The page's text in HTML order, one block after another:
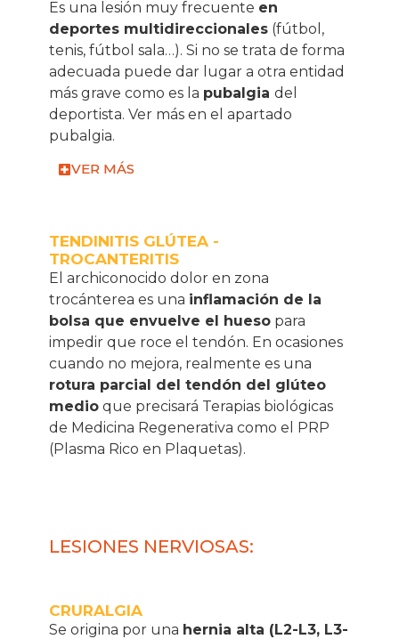
Es una lesión muy frecuente en
deportes multidireccionales (fútbol,
tenis, fútbol sala…). Si no se trata de forma
adecuada puede dar lugar a otra entidad
más grave como es la pubalgia del
deportista. Ver más en el apartado
pubalgia.
VER MÁS
TENDINITIS GLÚTEA -
TROCANTERITIS
El archiconocido dolor en zona
trocánterea es una inflamación de la
bolsa que envuelve el hueso para
impedir que roce el tendón. En ocasiones
cuando no mejora, realmente es una
rotura parcial del tendón del glúteo
medio que precisará Terapias biológicas
de Medicina Regenerativa como el
PRP
(Plasma Rico en Plaquetas).
LESIONES NERVIOSAS:
CRURALGIA
Se origina por una hernia alta (L2-L3, L3-